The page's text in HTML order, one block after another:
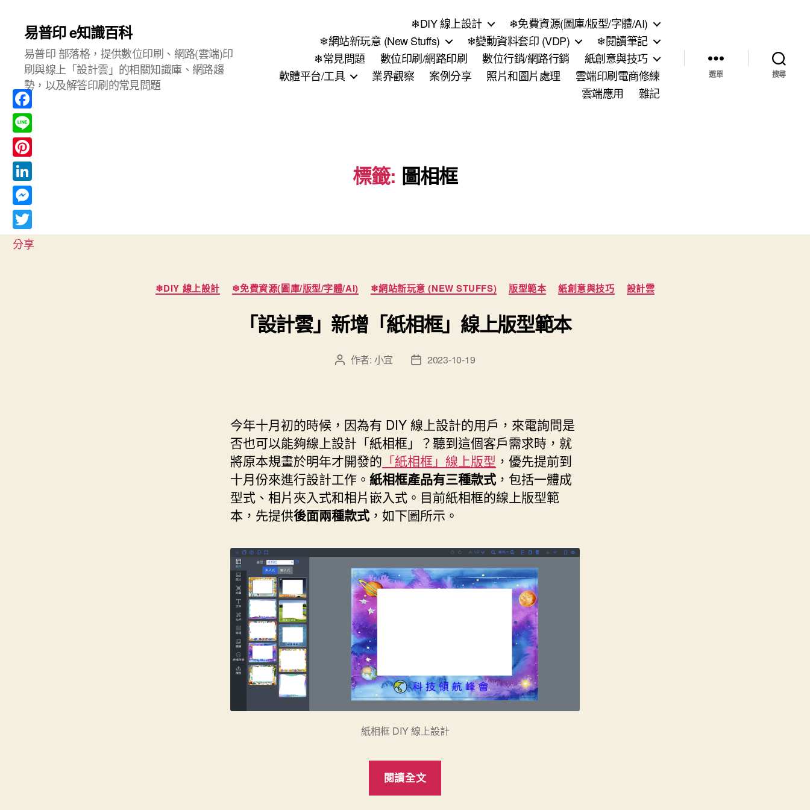
易普印 e知識百科
易普印 部落格，提供數位印刷、網路(雲端)印
刷與線上「設計雲」的相關知識庫、網路趨
勢，以及解答印刷的常見問題
❄DIY 線上設計
❄免費資源(圖庫/版型/字體/AI)
❄網站新玩意 (New Stuffs)
❄變動資料套印 (VDP)
❄閱讀筆記
❄常見問題
數位印刷/網路印刷 數位行銷/網路行銷
紙創意與技巧
軟體平台/工具
業界觀察 案例分享 照片和圖片處理
雲端印刷電商修練
雲端應用
雜記
選單 搜尋
標籤: 圖相框
分
類
❄DIY 線上設計 ❄免費資源(圖庫/版型/字體/AI) ❄網站新玩意 (NEW STUFFS) 版型範本 紙創意與技巧 設計雲
「設計雲」新增「紙相框」線上版型範本
文 作者: 小宜
文
日
期
2023-10-19
今年十月初的時候，因為有 DIY 線上設計的用戶，來電詢問是
否也可以能夠線上設計「紙相框」？聽到這個客戶需求時，就
將原本規畫於明年才開發的 「紙相框」線上版型 ，優先提前到
十月份來進行設計工作。 紙相框產品有三種款式，包括一體成
型式、相片夾入式和相片嵌入式。目前紙相框的線上版型範
本，先提供後面兩種款式，如下圖所示。
紙相框 DIY 線上設計
閱讀全文
F
a
c
e
b
o
o
k
L
i
n
e
P
i
n
t
e
L
i
n
k
M
e
s
T
分享